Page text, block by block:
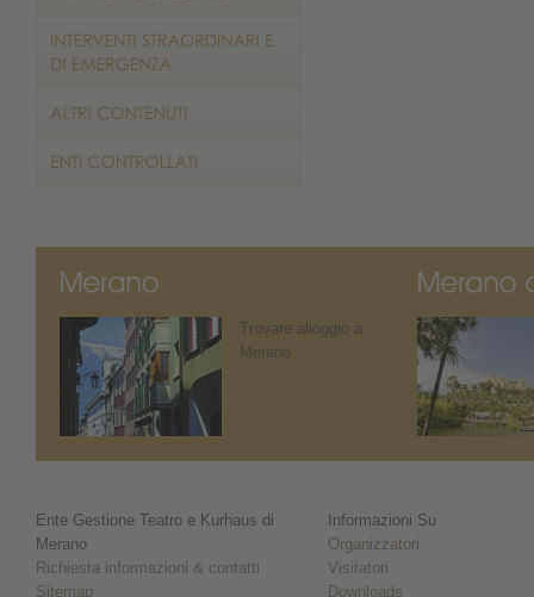
Trovare alloggio a
Merano
Ente Gestione Teatro e Kurhaus di
Merano
Richiesta informazioni & contatti
Sitemap
Informazioni Su
Organizzatori
Visitatori
Downloads